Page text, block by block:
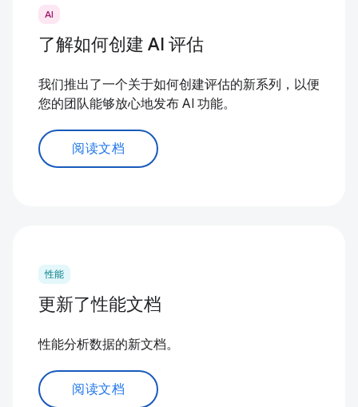
AI
了解如何创建 AI 评估
我们推出了一个关于如何创建评估的新系列，以便
您的团队能够放心地发布 AI 功能。
阅读文档
性能
更新了性能文档
性能分析数据的新文档。
阅读文档